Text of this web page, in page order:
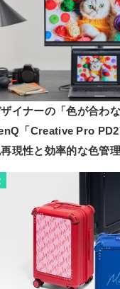
イナーの「色が合わな
「Creative Pro
現性と効率的な色管